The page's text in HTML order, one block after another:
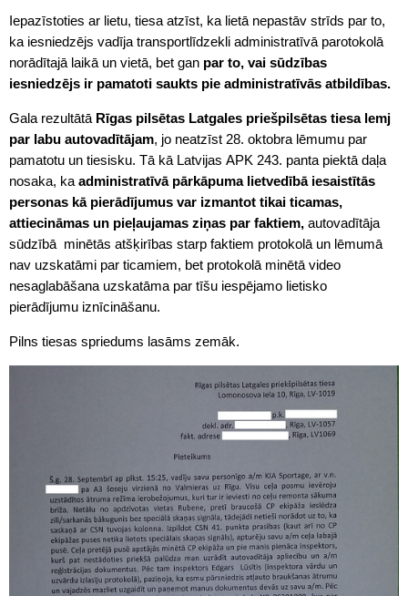
Iepazīstoties ar lietu, tiesa atzīst, ka lietā nepastāv strīds par to,
ka iesniedzējs vadīja transportlīdzekli administratīvā parotokolā
norādītajā laikā un vietā, bet gan par to, vai sūdzības
iesniedzējs ir pamatoti saukts pie administratīvās atbildības.
Gala rezultātā Rīgas pilsētas Latgales priešpilsētas tiesa lemj
par labu autovadītājam, jo neatzīst 28. oktobra lēmumu par
pamatotu un tiesisku. Tā kā Latvijas APK 243. panta piektā daļa
nosaka, ka administratīvā pārkāpuma lietvedībā iesaistītās
personas kā pierādījumus var izmantot tikai ticamas,
attiecināmas un pieļaujamas ziņas par faktiem, autovadītāja
sūdzībā minētās atšķirības starp faktiem protokolā un lēmumā
nav uzskatāmi par ticamiem, bet protokolā minētā video
nesaglabāšana uzskatāma par tīšu iespējamo lietisko
pierādījumu iznīcināšanu.
Pilns tiesas spriedums lasāms zemāk.